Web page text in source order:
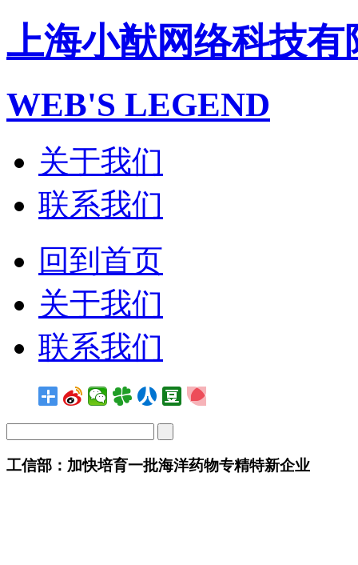
上海小猷网络科技有
WEB'S LEGEND
关于我们
联系我们
回到首页
关于我们
联系我们
工信部：加快培育一批海洋药物专精特新企业